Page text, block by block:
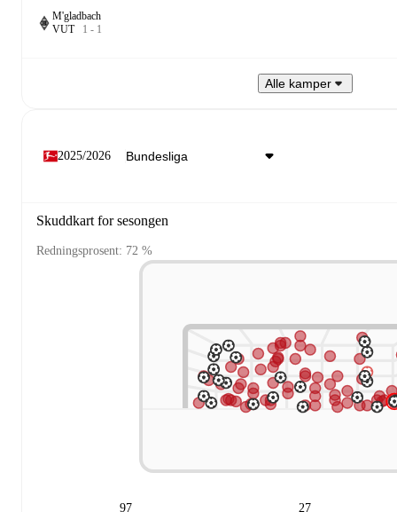
M'gladbach
VUT 1 - 1
Alle kamper
2025/2026
Skuddkart for sesongen
Redningsprosent: 72 %
97 27